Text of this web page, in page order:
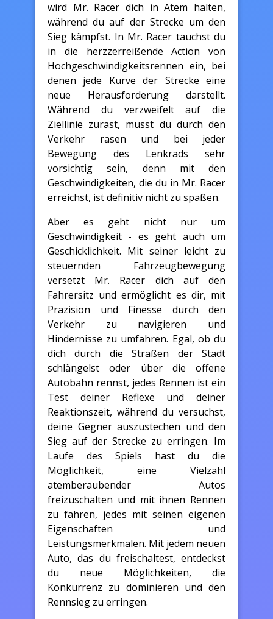
wird Mr. Racer dich in Atem halten,
während du auf der Strecke um den
Sieg kämpfst. In Mr. Racer tauchst du
in die herzzerreißende Action von
Hochgeschwindigkeitsrennen ein, bei
denen jede Kurve der Strecke eine
neue Herausforderung darstellt.
Während du verzweifelt auf die
Ziellinie zurast, musst du durch den
Verkehr rasen und bei jeder
Bewegung des Lenkrads sehr
vorsichtig sein, denn mit den
Geschwindigkeiten, die du in Mr. Racer
erreichst, ist definitiv nicht zu spaßen.
Aber es geht nicht nur um
Geschwindigkeit - es geht auch um
Geschicklichkeit. Mit seiner leicht zu
steuernden Fahrzeugbewegung
versetzt Mr. Racer dich auf den
Fahrersitz und ermöglicht es dir, mit
Präzision und Finesse durch den
Verkehr zu navigieren und
Hindernisse zu umfahren. Egal, ob du
dich durch die Straßen der Stadt
schlängelst oder über die offene
Autobahn rennst, jedes Rennen ist ein
Test deiner Reflexe und deiner
Reaktionszeit, während du versuchst,
deine Gegner auszustechen und den
Sieg auf der Strecke zu erringen. Im
Laufe des Spiels hast du die
Möglichkeit, eine Vielzahl
atemberaubender Autos
freizuschalten und mit ihnen Rennen
zu fahren, jedes mit seinen eigenen
Eigenschaften und
Leistungsmerkmalen. Mit jedem neuen
Auto, das du freischaltest, entdeckst
du neue Möglichkeiten, die
Konkurrenz zu dominieren und den
Rennsieg zu erringen.